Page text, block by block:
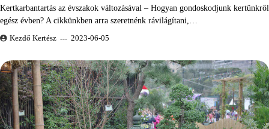
Kertkarbantartás az évszakok változásával – Hogyan gondoskodjunk kertünkről
egész évben? A cikkünkben arra szeretnénk rávilágítani,…
Kezdő Kertész 2023-06-05